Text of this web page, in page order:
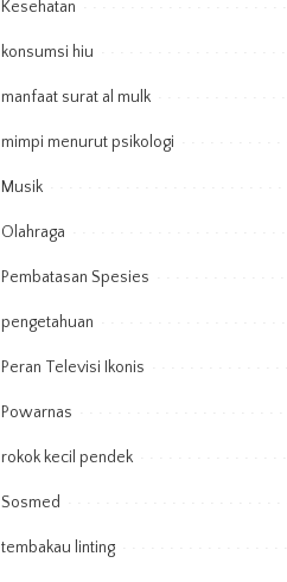
Kesehatan
konsumsi hiu
manfaat surat al mulk
mimpi menurut psikologi
Musik
Olahraga
Pembatasan Spesies
pengetahuan
Peran Televisi Ikonis
Powarnas
rokok kecil pendek
Sosmed
tembakau linting